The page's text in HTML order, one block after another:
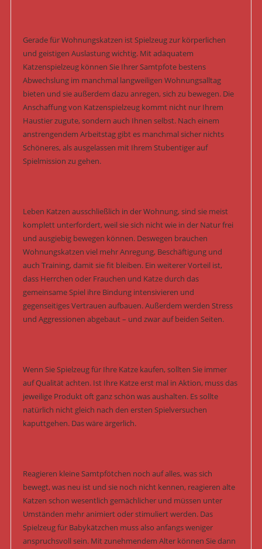
Gerade für Wohnungskatzen ist Spielzeug zur körperlichen
und geistigen Auslastung wichtig. Mit adäquatem
Katzenspielzeug können Sie Ihrer Samtpfote bestens
Abwechslung im manchmal langweiligen Wohnungsalltag
bieten und sie außerdem dazu anregen, sich zu bewegen. Die
Anschaffung von Katzenspielzeug kommt nicht nur Ihrem
Haustier zugute, sondern auch Ihnen selbst. Nach einem
anstrengendem Arbeitstag gibt es manchmal sicher nichts
Schöneres, als ausgelassen mit Ihrem Stubentiger auf
Spielmission zu gehen.
Leben Katzen ausschließlich in der Wohnung, sind sie meist
komplett unterfordert, weil sie sich nicht wie in der Natur frei
und ausgiebig bewegen können. Deswegen brauchen
Wohnungskatzen viel mehr Anregung, Beschäftigung und
auch Training, damit sie fit bleiben. Ein weiterer Vorteil ist,
dass Herrchen oder Frauchen und Katze durch das
gemeinsame Spiel ihre Bindung intensivieren und
gegenseitiges Vertrauen aufbauen. Außerdem werden Stress
und Aggressionen abgebaut – und zwar auf beiden Seiten.
Wenn Sie Spielzeug für Ihre Katze kaufen, sollten Sie immer
auf Qualität achten. Ist Ihre Katze erst mal in Aktion, muss das
jeweilige Produkt oft ganz schön was aushalten. Es sollte
natürlich nicht gleich nach den ersten Spielversuchen
kaputtgehen. Das wäre ärgerlich.
Reagieren kleine Samtpfötchen noch auf alles, was sich
bewegt, was neu ist und sie noch nicht kennen, reagieren alte
Katzen schon wesentlich gemächlicher und müssen unter
Umständen mehr animiert oder stimuliert werden. Das
Spielzeug für Babykätzchen muss also anfangs weniger
anspruchsvoll sein. Mit zunehmendem Alter können Sie dann